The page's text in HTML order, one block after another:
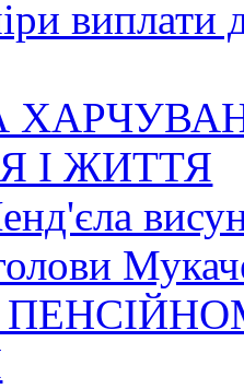
виплати
І ЖИТТЯ